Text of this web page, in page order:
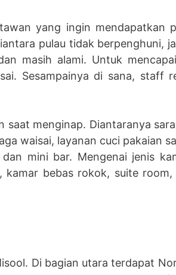
yang ingin mendapatkan
pulau tidak berpenghuni,
masih alami. Untuk
Sesampainya di sana, staff
saat menginap. Diantaranya
waisai, layanan cuci pakaian
mini bar. Mengenai jenis
bebas rokok, suite room,
Di bagian utara terdapat